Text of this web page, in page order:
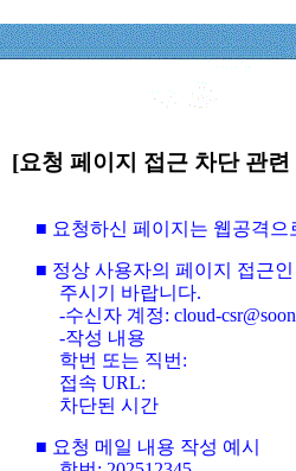
[요청 페이지 접근 차단 관
■ 요청하신 페이지는 웹공격
■ 정상 사용자의 페이지 접근
주시기 바랍니다.
-수신자 계정: cloud-
-작성 내용
학번 또는 직번:
접속 URL:
차단된 시간
■ 요청 메일 내용 작성 예시